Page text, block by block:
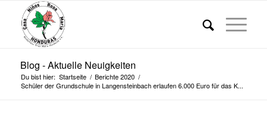
Blog - Aktuelle Neuigkeiten
Du bist hier: Startseite / Berichte 2020 /
Schüler der Grundschule in Langensteinbach erlaufen 6.000 Euro für das K...